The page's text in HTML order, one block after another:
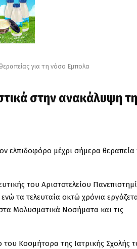
για τη νόσο Εμπολα
στην ανακάλυψη
ελπιδοφόρο μέχρι σήμερα θεραπεία
του Αριστοτελείου
τα τελευταία οκτώ χρόνια
Μολυσματικά Νοσήματα και τις
του Κοσμήτορα της Ιατρικής Σχολής